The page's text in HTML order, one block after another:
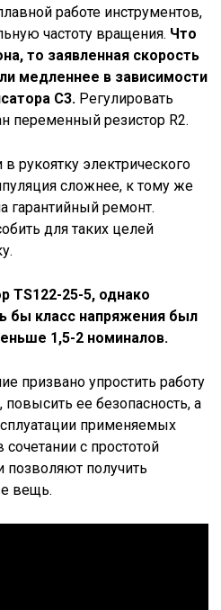
работе инструментов,
частоту вращения. Что
то заявленная скорость
медленнее в зависимости
С3. Регулировать
переменный резистор R2.
рукоятку электрического
сложнее, к тому же
гарантийный ремонт.
для таких целей
TS122-25-5, однако
бы класс напряжения был
1,5-2 номиналов.
призвано упростить работу
ее безопасность, а
применяемых
с простотой
позволяют получить
вещь.